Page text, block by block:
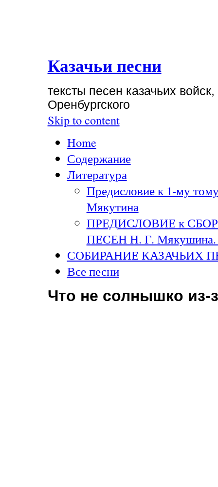
Казачьи песни
тексты песен казачьих
Оренбургского
Skip to content
Home
Содержание
Литература
Предисловие к 1-му
Мякутина
ПРЕДИСЛОВИЕ к
ПЕСЕН Н. Г. Мякушина.
СОБИРАНИЕ КАЗАЧЬИХ
Все песни
Что не солнышко из-